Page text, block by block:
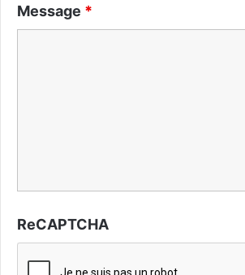
Message *
ReCAPTCHA